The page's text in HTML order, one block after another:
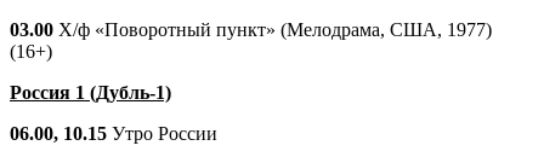
03.00 Х/ф «Поворотный пункт» (Мелодрама, США, 1977)
(16+)
Россия 1 (Дубль-1)
06.00, 10.15 Утро России